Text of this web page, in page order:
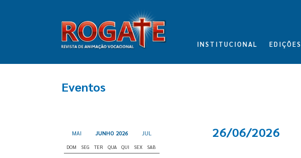
INSTITUCIONAL EDIÇÕES
Eventos
MAI JUNHO 2026 JUL
DOM SEG TER QUA QUI SEX SAB
26/06/2026